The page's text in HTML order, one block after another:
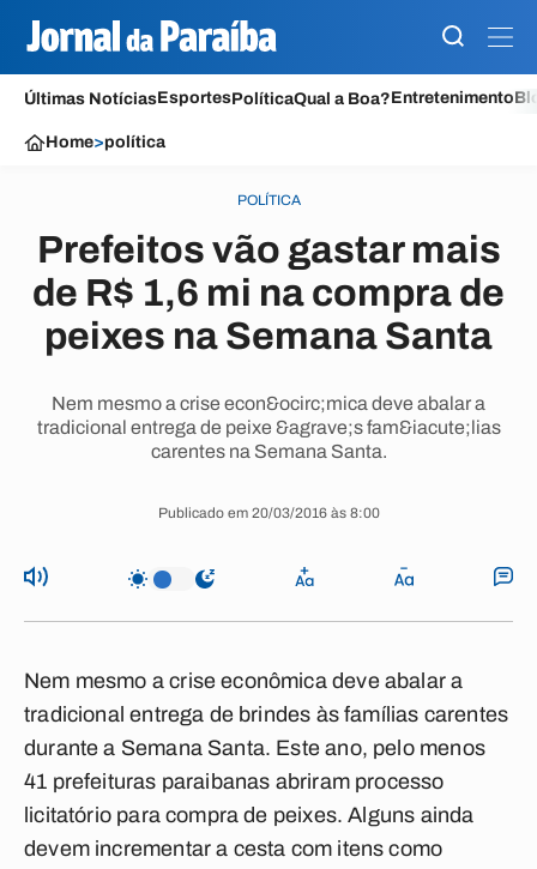
Últimas NotíciasEsportesPolíticaQual a Boa?Entretenimento
Home>política
POLÍTICA
Prefeitos vão gastar mais
de R$ 1,6 mi na compra de
peixes na Semana Santa
Nem mesmo a crise econ&ocirc;mica deve abalar a
tradicional entrega de peixe &agrave;s fam&iacute;lias
carentes na Semana Santa.
Publicado em 20/03/2016 às 8:00
Nem mesmo a crise econômica deve abalar a
tradicional entrega de brindes às famílias carentes
durante a Semana Santa. Este ano, pelo menos
41 prefeituras paraibanas abriram processo
licitatório para compra de peixes. Alguns ainda
devem incrementar a cesta com itens como